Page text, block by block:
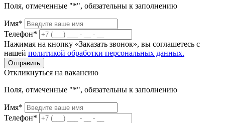
Поля, отмеченные "*", обязательны к заполнению
Имя*
Телефон*
Нажимая на кнопку «Заказать звонок», вы соглашетесь с
нашей политикой обработки персональных данных.
Отправить
Откликнуться на вакансию
Поля, отмеченные "*", обязательны к заполнению
Имя*
Телефон*